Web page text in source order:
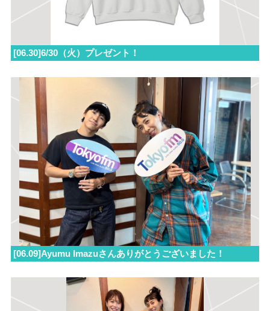
[06.30]6/30（火）プレゼント！
[06.09]Ayumu Imazuさんありがとうございました！